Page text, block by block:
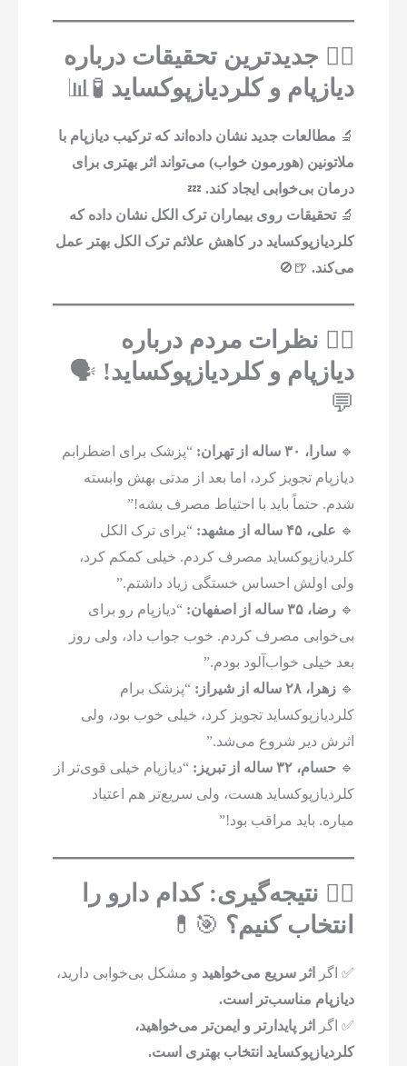
۶️⃣ جدیدترین تحقیقات درباره
دیازپام و کلردیازپوکساید 🧪📊
🔬 مطالعات جدید نشان داده‌اند که ترکیب دیازپام با
ملاتونین (هورمون خواب) می‌تواند اثر بهتری برای
درمان بی‌خوابی ایجاد کند. 💤
🔬تحقیقات روی بیماران ترک الکل نشان داده که
کلردیازپوکساید در کاهش علائم ترک الکل بهتر عمل
می‌کند. 🍺🚫
۷️⃣ نظرات مردم درباره
دیازپام و کلردیازپوکساید! 🗣️
💬
🔹سارا، ۳۰ ساله از تهران:
“پزشک برای اضطرابم
دیازپام تجویز کرد، اما بعد از مدتی بهش وابسته
شدم. حتماً باید با احتیاط مصرف بشه!”
🔹 علی، ۴۵ ساله از مشهد:
“برای ترک الکل
کلردیازپوکساید مصرف کردم. خیلی کمکم کرد،
ولی اولش احساس خستگی زیاد داشتم.”
🔹رضا، ۳۵ ساله از اصفهان:
“دیازپام رو برای
بی‌خوابی مصرف کردم. خوب جواب داد، ولی روز
بعد خیلی خواب‌آلود بودم.”
🔹زهرا، ۲۸ ساله از شیراز:
“پزشک برام
کلردیازپوکساید تجویز کرد، خیلی خوب بود، ولی
اثرش دیر شروع می‌شد.”
🔹حسام، ۳۲ ساله از تبریز:
“دیازپام خیلی قوی‌تر از
کلردیازپوکساید هست، ولی سریع‌تر هم اعتیاد
میاره. باید مراقب بود!”
۸️⃣ نتیجه‌گیری: کدام دارو را
انتخاب کنیم؟ 🎯💊
✅ اگر اثر سریع می‌خواهید و مشکل بی‌خوابی دارید،
دیازپام مناسب‌تر است.
✅ اگر
اثر پایدارتر و ایمن‌تر می‌خواهید،
کلردیازپوکساید انتخاب بهتری است.